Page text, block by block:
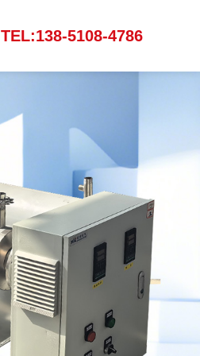
TEL:138-5108-4786